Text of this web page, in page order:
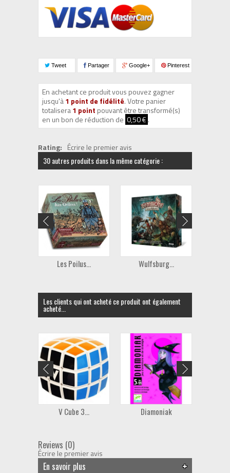
Tweet Partager Google+ Pinterest
En achetant ce produit vous pouvez gagner
jusqu'à1 point de fidélité. Votre panier
totalisera1 point pouvant être transformé(s)
en un bon de réduction de 0,50 € .
Rating: Écrire le premier avis
30 autres produits dans la même catégorie :
Les Poilus... Wulfsburg...
Les clients qui ont acheté ce produit ont également
acheté...
V Cube 3... Diamoniak
Reviews (0)
Écrire le premier avis
En savoir plus